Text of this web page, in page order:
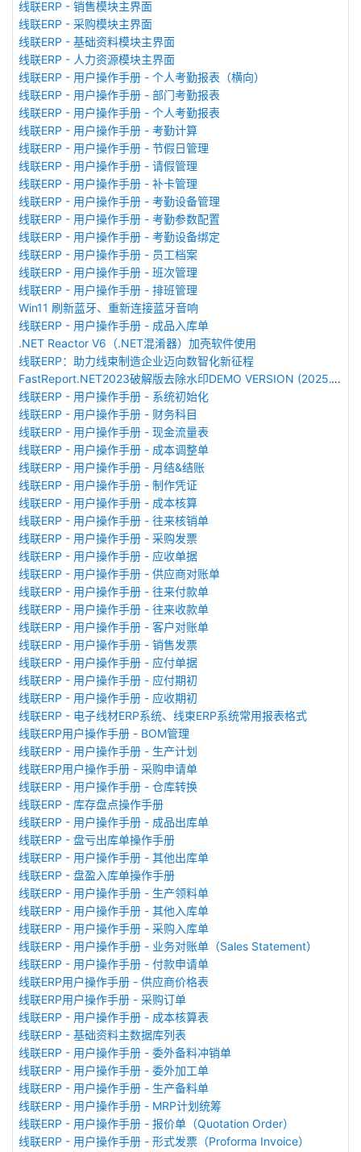
线联ERP - 销售模块主界面
线联ERP - 采购模块主界面
线联ERP - 基础资料模块主界面
线联ERP - 人力资源模块主界面
线联ERP - 用户操作手册 - 个人考勤报表（横向）
线联ERP - 用户操作手册 - 部门考勤报表
线联ERP - 用户操作手册 - 个人考勤报表
线联ERP - 用户操作手册 - 考勤计算
线联ERP - 用户操作手册 - 节假日管理
线联ERP - 用户操作手册 - 请假管理
线联ERP - 用户操作手册 - 补卡管理
线联ERP - 用户操作手册 - 考勤设备管理
线联ERP - 用户操作手册 - 考勤参数配置
线联ERP - 用户操作手册 - 考勤设备绑定
线联ERP - 用户操作手册 - 员工档案
线联ERP - 用户操作手册 - 班次管理
线联ERP - 用户操作手册 - 排班管理
Win11 刷新蓝牙、重新连接蓝牙音响
线联ERP - 用户操作手册 - 成品入库单
.NET Reactor V6（.NET混淆器）加壳软件使用
线联ERP：助力线束制造企业迈向数智化新征程
FastReport.NET2023破解版去除水印DEMO VERSION (2025.1.14/2023.2.18版本)
线联ERP - 用户操作手册 - 系统初始化
线联ERP - 用户操作手册 - 财务科目
线联ERP - 用户操作手册 - 现金流量表
线联ERP - 用户操作手册 - 成本调整单
线联ERP - 用户操作手册 - 月结&结账
线联ERP - 用户操作手册 - 制作凭证
线联ERP - 用户操作手册 - 成本核算
线联ERP - 用户操作手册 - 往来核销单
线联ERP - 用户操作手册 - 采购发票
线联ERP - 用户操作手册 - 应收单据
线联ERP - 用户操作手册 - 供应商对账单
线联ERP - 用户操作手册 - 往来付款单
线联ERP - 用户操作手册 - 往来收款单
线联ERP - 用户操作手册 - 客户对账单
线联ERP - 用户操作手册 - 销售发票
线联ERP - 用户操作手册 - 应付单据
线联ERP - 用户操作手册 - 应付期初
线联ERP - 用户操作手册 - 应收期初
线联ERP - 电子线材ERP系统、线束ERP系统常用报表格式
线联ERP用户操作手册 - BOM管理
线联ERP - 用户操作手册 - 生产计划
线联ERP用户操作手册 - 采购申请单
线联ERP - 用户操作手册 - 仓库转换
线联ERP - 库存盘点操作手册
线联ERP - 用户操作手册 - 成品出库单
线联ERP - 盘亏出库单操作手册
线联ERP - 用户操作手册 - 其他出库单
线联ERP - 盘盈入库单操作手册
线联ERP - 用户操作手册 - 生产领料单
线联ERP - 用户操作手册 - 其他入库单
线联ERP - 用户操作手册 - 采购入库单
线联ERP - 用户操作手册 - 业务对账单（Sales Statement）
线联ERP - 用户操作手册 - 付款申请单
线联ERP用户操作手册 - 供应商价格表
线联ERP用户操作手册 - 采购订单
线联ERP - 用户操作手册 - 成本核算表
线联ERP - 基础资料主数据库列表
线联ERP - 用户操作手册 - 委外备料冲销单
线联ERP - 用户操作手册 - 委外加工单
线联ERP - 用户操作手册 - 生产备料单
线联ERP - 用户操作手册 - MRP计划统筹
线联ERP - 用户操作手册 - 报价单（Quotation Order）
线联ERP - 用户操作手册 - 形式发票（Proforma Invoice）